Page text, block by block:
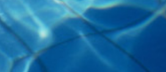
9周年ありがとうございます！